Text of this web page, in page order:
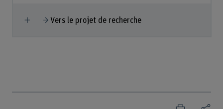
Afficher plus
Vers le projet de recherche